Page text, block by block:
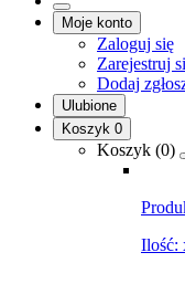
Moje konto
Zaloguj się
Zarejestruj
Dodaj
Ulubione
Koszyk 0
Koszyk (0)
Ilość: